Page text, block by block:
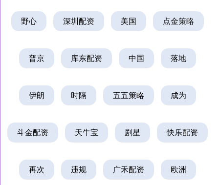
野心 深圳配资 美国 点金策略
普京 库东配资 中国 落地
伊朗 时隔 五五策略 成为
斗金配资 天牛宝 剧星 快乐配资
再次 违规 广禾配资 欧洲